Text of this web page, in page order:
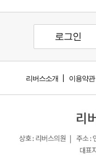
로그인
리버스소개 이용약관